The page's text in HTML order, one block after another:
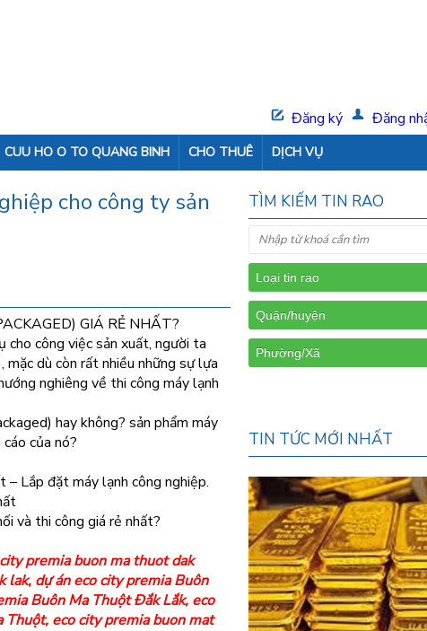
Đăng
Đăng ký
CUU HO O TO QUANG BINH CHO THUÊ DỊCH VỤ
cho công ty sản
GIÁ RẺ NHẤT?
cho công việc sản xuất, người ta
dù còn rất nhiều những sự lựa
nghiêng về thi công máy lạnh
hay không? sản phẩm máy
của nó?
– Lắp đặt máy lạnh công nghiệp.
và thi công giá rẻ nhất?
premia buon ma thuot dak
lak, dự án eco city premia Buôn
Buôn Ma Thuột Đắk Lắk, eco
Thuột, eco city premia buon mat
TÌM KIẾM TIN RAO
TIN TỨC MỚI NHẤT